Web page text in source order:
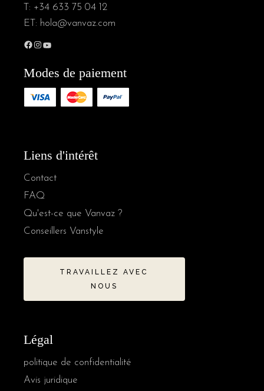
T: +34 633 75 04 12
ET: hola@vanvaz.com
Facebook
Instagram
YouTube
Modes de paiement
Liens d'intérêt
Contact
FAQ
Qu'est-ce que Vanvaz ?
Conseillers Vanstyle
TRAVAILLEZ AVEC
NOUS
Légal
politique de confidentialité
Avis juridique